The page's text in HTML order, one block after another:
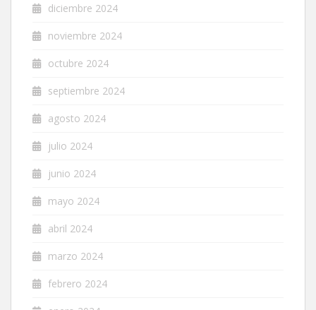
diciembre 2024
noviembre 2024
octubre 2024
septiembre 2024
agosto 2024
julio 2024
junio 2024
mayo 2024
abril 2024
marzo 2024
febrero 2024